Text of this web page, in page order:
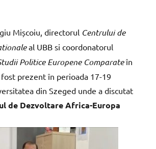
Mișcoiu, directorul Centrului de
al UBB si coordonatorul
Politice Europene Comparateîn
prezent în perioada 17-19
din Szeged unde a discutat
de DezvoltareAfrica-Europa